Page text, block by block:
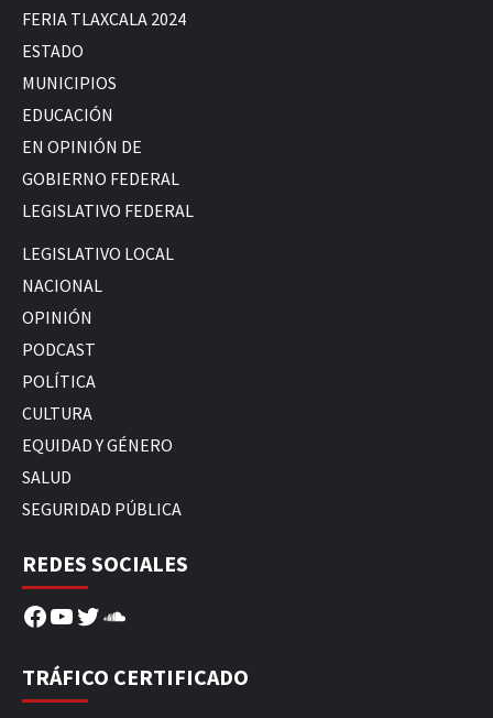
FERIA TLAXCALA 2024
ESTADO
MUNICIPIOS
EDUCACIÓN
EN OPINIÓN DE
GOBIERNO FEDERAL
LEGISLATIVO FEDERAL
LEGISLATIVO LOCAL
NACIONAL
OPINIÓN
PODCAST
POLÍTICA
CULTURA
EQUIDAD Y GÉNERO
SALUD
SEGURIDAD PÚBLICA
REDES SOCIALES
Facebook
YouTube
Twitter
SoundCloud
TRÁFICO CERTIFICADO